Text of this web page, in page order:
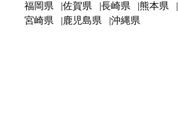
福岡県 佐賀県 長崎県 熊本県
宮崎県
鹿児島県 沖縄県